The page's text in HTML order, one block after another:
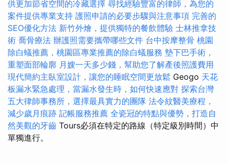
供更加節省空間的冷藏選擇 尋找經驗豐富的律師，為您的
案件提供專業支持 護照申請的必要步驟與注意事項 完善的
SEO優化方法 新竹外燴，提供獨特的餐飲體驗 士林推拿技
術 喬骨療法 辦護照需要攜帶哪些文件 台中按摩整骨 桃園
除白蟻推薦，桃園區專業推薦的除白蟻服務 墊下巴手術，
重塑面部輪廓 月嫂一天多少錢，幫助您了解產後照護費用
現代簡約主臥室設計，讓您的睡眠空間更放鬆 Geogo 天花
板漏水緊急處理，當漏水發生時，如何快速應對 探索台灣
五大律師事務所，選擇最具實力的團隊 法令紋醫美療程，
減少歲月痕跡 記帳服務推薦 全瓷冠的特點與優勢，打造自
然美觀的牙齒 Tours必須在特定的路線（特定級別時間）中
單獨進行。